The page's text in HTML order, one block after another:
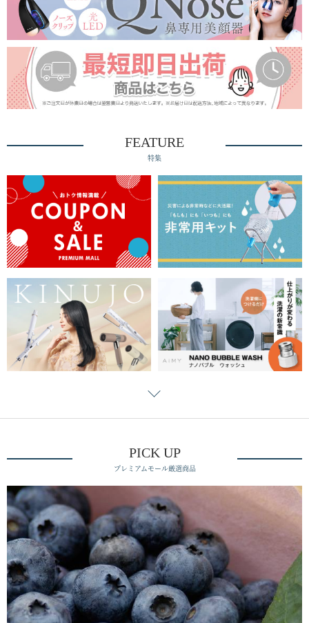
FEATURE
特集
PICK UP
プレミアムモール厳選商品